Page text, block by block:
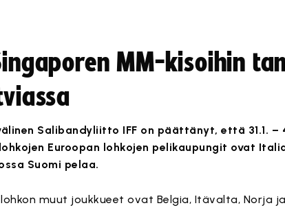
MM-kisoihin
Salibandyliitto IFF on päättänyt, että 31.1.
Euroopan lohkojen pelikaupungit ovat
Suomi pelaa.
muut joukkueet ovat Belgia, Itävalta, Norja